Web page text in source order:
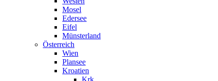
Mosel
Edersee
Eifel
Münsterland
Österreich
Wien
Plansee
Kroatien
Krk